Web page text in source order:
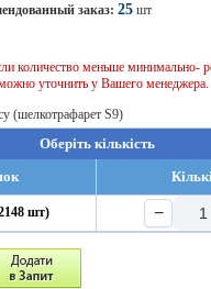
заказ: 25 шт
количество меньше минимально-
уточнить у Вашего менеджера.
(шелкотрафарет S9)
Оберіть кількість
шт) −